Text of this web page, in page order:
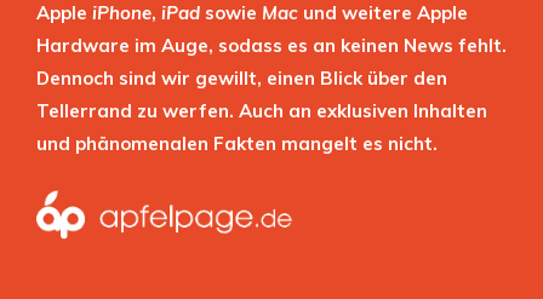
Apple iPhone, iPad sowie Mac und weitere Apple
Hardware im Auge, sodass es an keinen News fehlt.
Dennoch sind wir gewillt, einen Blick über den
Tellerrand zu werfen. Auch an exklusiven Inhalten
und phänomenalen Fakten mangelt es nicht.